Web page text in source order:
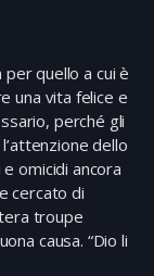
quello a cui è
una vita felice e
perché gli
dello
omicidi ancora
cercato di
troupe
causa. “Dio li